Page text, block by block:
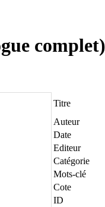
Titre
Auteur
Date
Editeur
Catégorie
Mots-clé
Cote
ID